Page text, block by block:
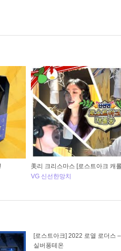
美리 크리스마스 [로스트아크 캐
VG 신선한망치
[로스트아크] 2022 로열 로더스
실버퐁테온